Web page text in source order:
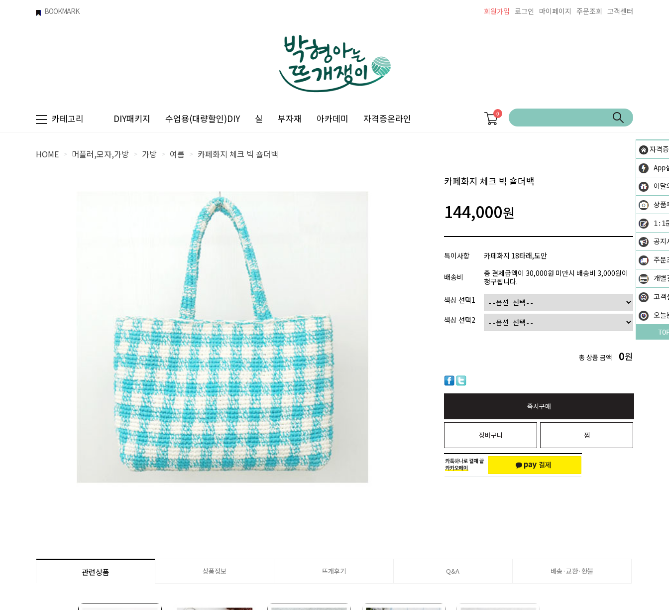
자격
App
이달
상품
1:1
공지
주문
개별
고객
오늘
BOOKMARK 회원가입 로그인 마이페이지 주문조회 고객센터
카테고리 DIY패키지 수업용(대량할인)DIY 실 부자재 아카데미 자격증온라인 0
HOME > 머플러,모자,가방 > 가방 > 여름 > 카페화지 체크 빅 숄더백
카페화지 체크 빅 숄더백
144,000원
특이사항 카페화지 18타래,도안
배송비
총 결제금액이 30,000원 미만시 배송비 3,000원이
청구됩니다.
색상 선택1
색상 선택2
총 상품 금액 0원
즉시구매
장바구니 찜
관련상품 상품정보 뜨개후기 Q&A 배송·교환·환불